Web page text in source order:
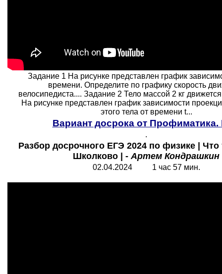
Задание 1 На рисунке представлен график
времени. Определите по графику скорость
велосипедиста.... Задание 2 Тело массой 2 кг
На рисунке представлен график зависимости
этого тела от времени t...
Вариант досрока от Профиматика.
.
Разбор досрочного ЕГЭ 2024 по физике |
Школково | -Артем Кондрашкин
02.04.2024 1 час 57 мин.